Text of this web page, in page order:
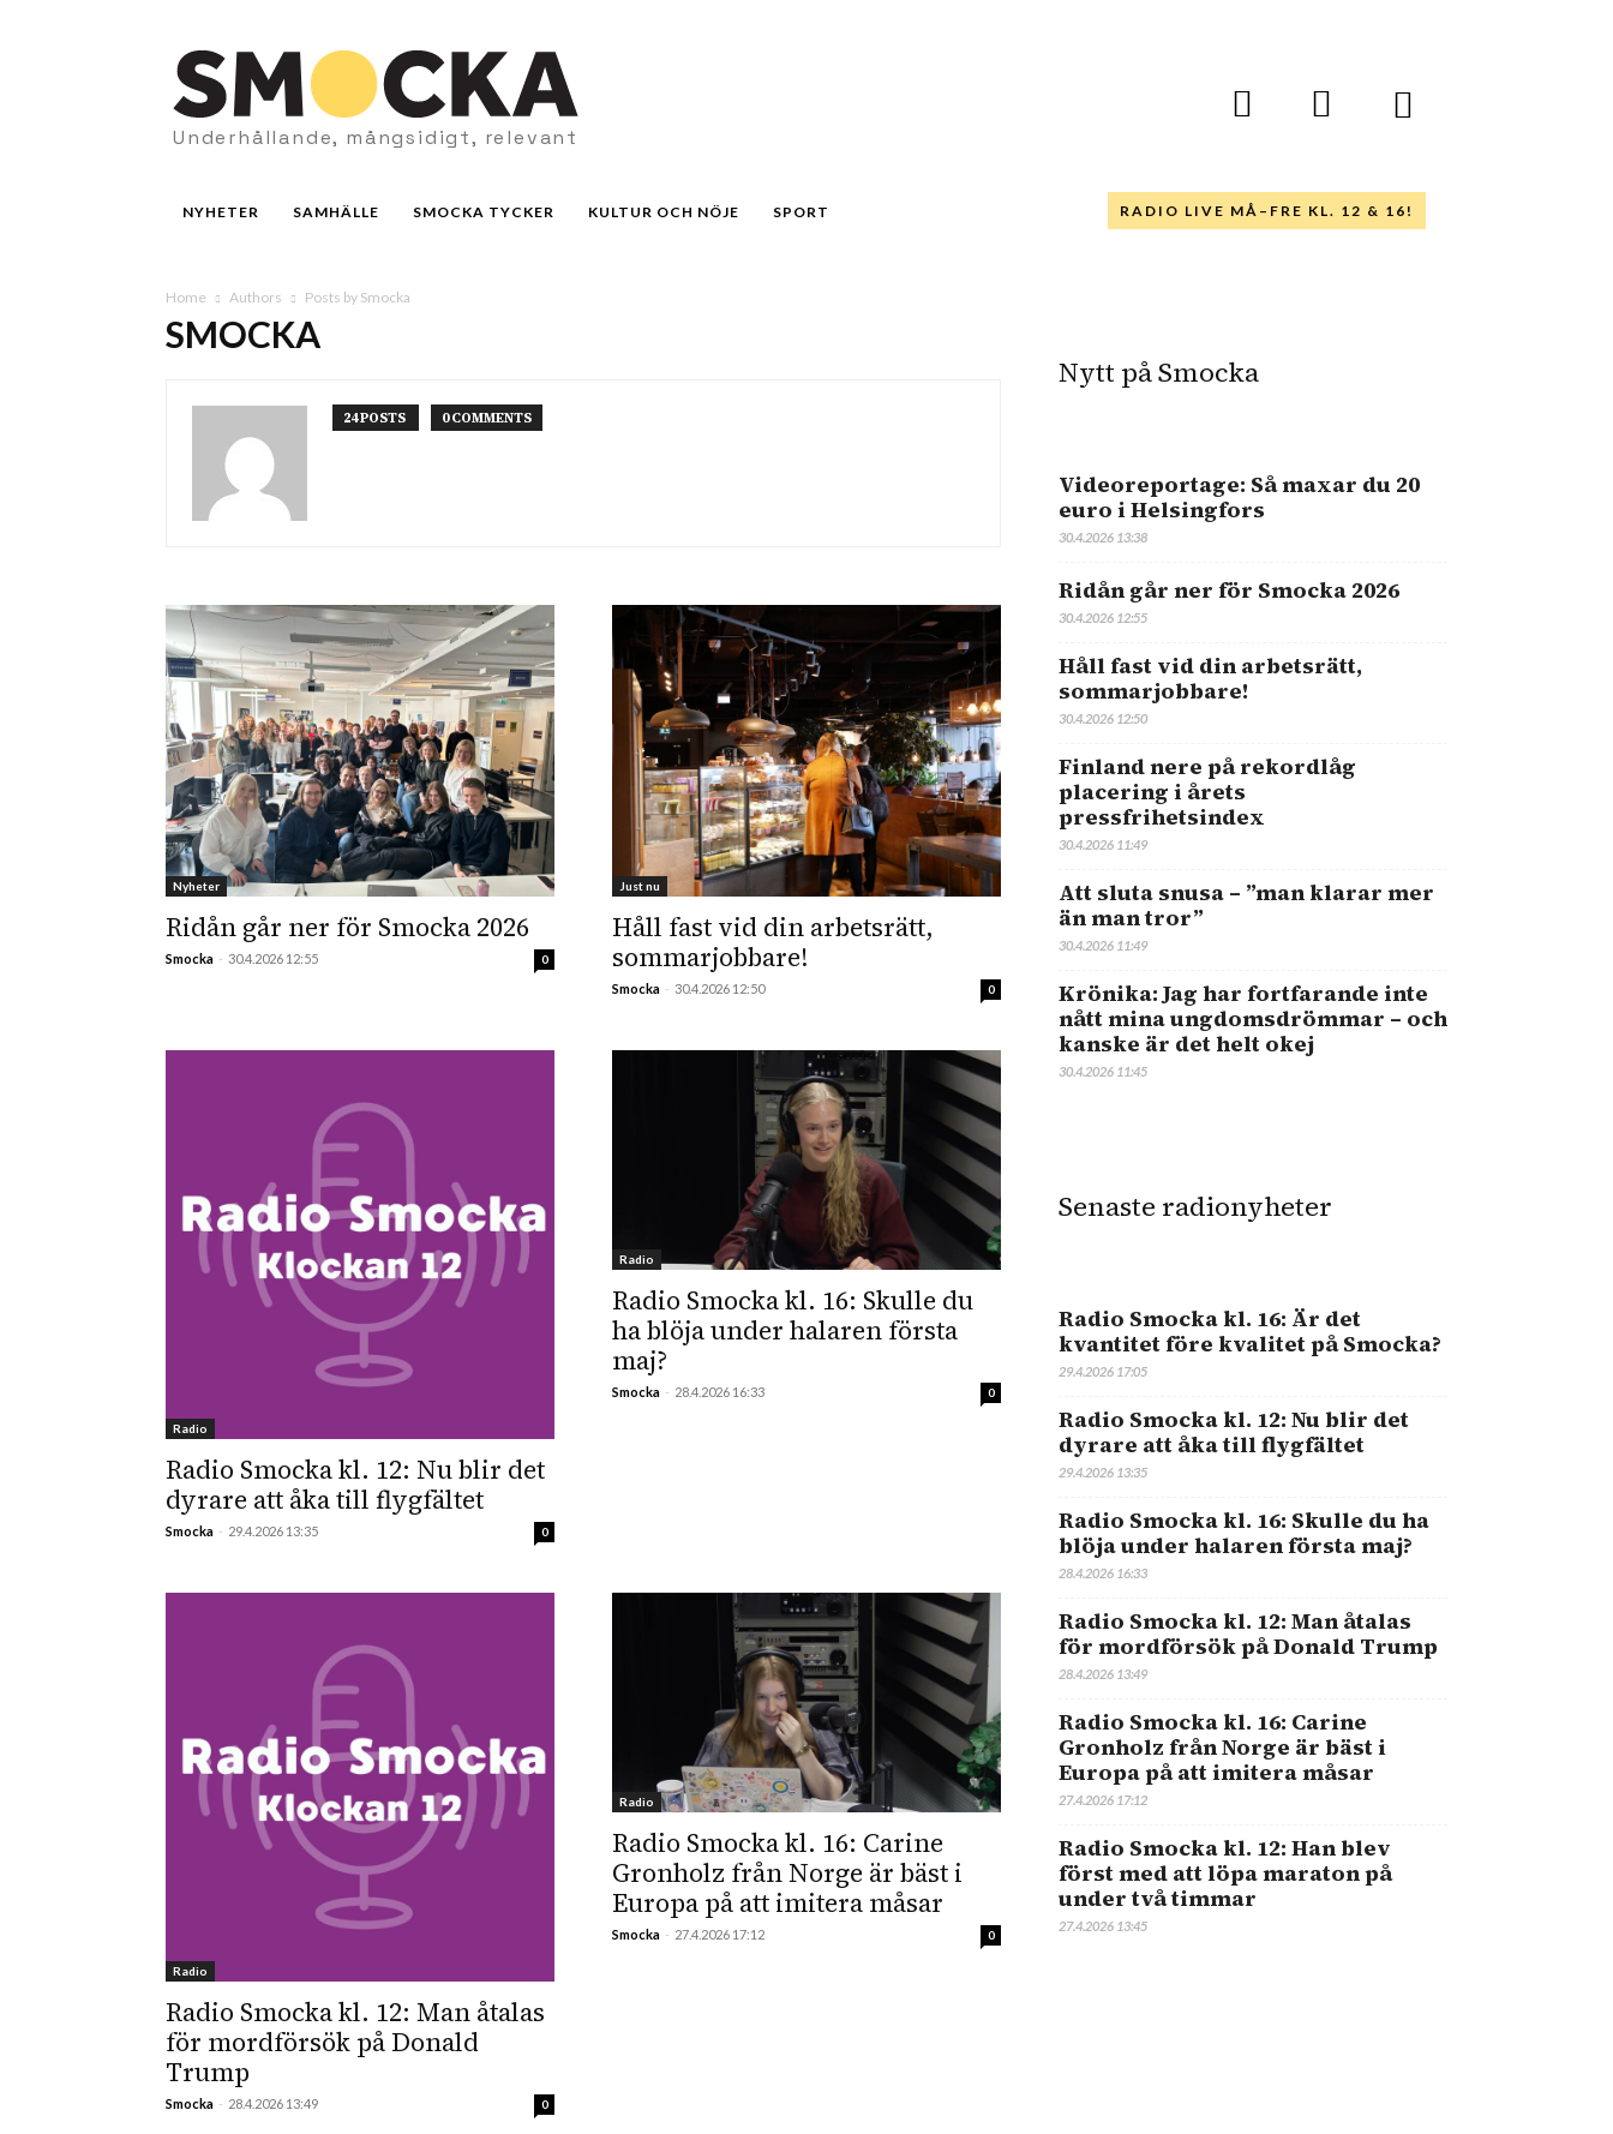
Underhållande, mångsidigt, relevant
NYHETER SAMHÄLLE SMOCKA TYCKER KULTUR OCH NÖJE SPORT RADIO LIVE MÅ–FRE KL. 12 & 16!
Home Authors Posts by Smocka
SMOCKA
24 POSTS 0 COMMENTS
Nyheter
Ridån går ner för Smocka 2026
Smocka - 30.4.2026 12:55 0
Just nu
Håll fast vid din arbetsrätt,
sommarjobbare!
Smocka - 30.4.2026 12:50 0
Radio
Radio Smocka kl. 12: Nu blir det
dyrare att åka till flygfältet
Smocka - 29.4.2026 13:35 0
Radio
Radio Smocka kl. 16: Skulle du
ha blöja under halaren första
maj?
Smocka - 28.4.2026 16:33 0
Radio
Radio Smocka kl. 12: Man åtalas
för mordförsök på Donald
Trump
Smocka - 28.4.2026 13:49 0
Radio
Radio Smocka kl. 16: Carine
Gronholz från Norge är bäst i
Europa på att imitera måsar
Smocka - 27.4.2026 17:12 0
Nytt på Smocka
Videoreportage: Så maxar du 20
euro i Helsingfors
30.4.2026 13:38
Ridån går ner för Smocka 2026
30.4.2026 12:55
Håll fast vid din arbetsrätt,
sommarjobbare!
30.4.2026 12:50
Finland nere på rekordlåg
placering i årets
pressfrihetsindex
30.4.2026 11:49
Att sluta snusa – ”man klarar mer
än man tror”
30.4.2026 11:49
Krönika: Jag har fortfarande inte
nått mina ungdomsdrömmar – och
kanske är det helt okej
30.4.2026 11:45
Senaste radionyheter
Radio Smocka kl. 16: Är det
kvantitet före kvalitet på Smocka?
29.4.2026 17:05
Radio Smocka kl. 12: Nu blir det
dyrare att åka till flygfältet
29.4.2026 13:35
Radio Smocka kl. 16: Skulle du ha
blöja under halaren första maj?
28.4.2026 16:33
Radio Smocka kl. 12: Man åtalas
för mordförsök på Donald Trump
28.4.2026 13:49
Radio Smocka kl. 16: Carine
Gronholz från Norge är bäst i
Europa på att imitera måsar
27.4.2026 17:12
Radio Smocka kl. 12: Han blev
först med att löpa maraton på
under två timmar
27.4.2026 13:45